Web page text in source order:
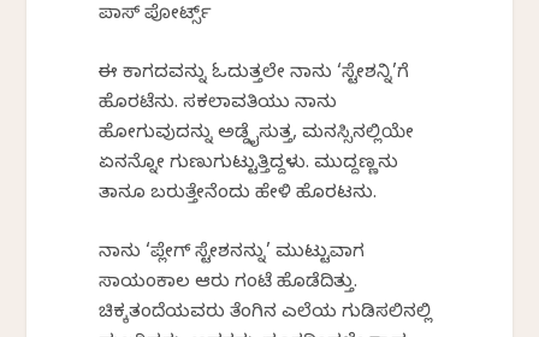
ಪಾಸ್ ಪೋರ್ಟ್ಸ್
ಈ ಕಾಗದವನ್ನು ಓದುತ್ತಲೇ ನಾನು ‘ಸ್ಟೇಶನ್ನಿ’ಗೆ
ಹೊರಟೆನು. ಸಕಲಾವತಿಯು ನಾನು
ಹೋಗುವುದನ್ನು ಅಡ್ಡೈಸುತ್ತ, ಮನಸ್ಸಿನಲ್ಲಿಯೇ
ಏನನ್ನೋ ಗುಣುಗುಟ್ಟುತ್ತಿದ್ದಳು. ಮುದ್ದಣ್ಣನು
ತಾನೂ ಬರುತ್ತೇನೆಂದು ಹೇಳಿ ಹೊರಟನು.
ನಾನು ‘ಪ್ಲೇಗ್ ಸ್ಟೇಶನನ್ನು’ ಮುಟ್ಟುವಾಗ
ಸಾಯಂಕಾಲ ಆರು ಗಂಟೆ ಹೊಡೆದಿತ್ತು.
ಚಿಕ್ಕತಂದೆಯವರು ತೆಂಗಿನ ಎಲೆಯ ಗುಡಿಸಲಿನಲ್ಲಿ